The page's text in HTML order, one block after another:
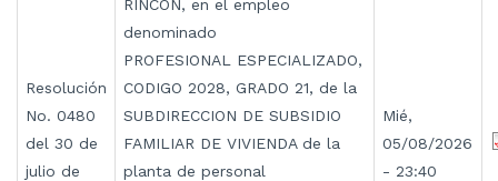
Resolución
No. 0480
del 30 de
julio de
RINCÓN, en el empleo
denominado
PROFESIONAL ESPECIALIZADO,
CODIGO 2028, GRADO 21, de la
SUBDIRECCION DE SUBSIDIO
FAMILIAR DE VIVIENDA de la
planta de personal
Mié,
05/08/2026
- 23:40